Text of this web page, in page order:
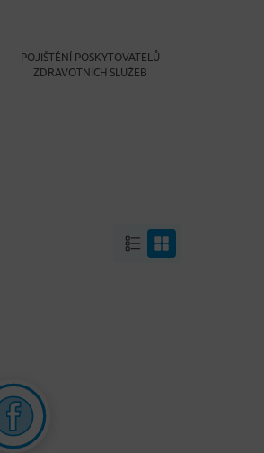
POJIŠTĚNÍ POSKYTOVATELŮ
ZDRAVOTNÍCH SLUŽEB